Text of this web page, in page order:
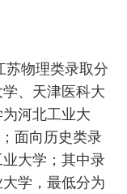
苏物理类录取分
、天津医科大
河北工业大
面向历史类录
大学；其中录
学，最低分为